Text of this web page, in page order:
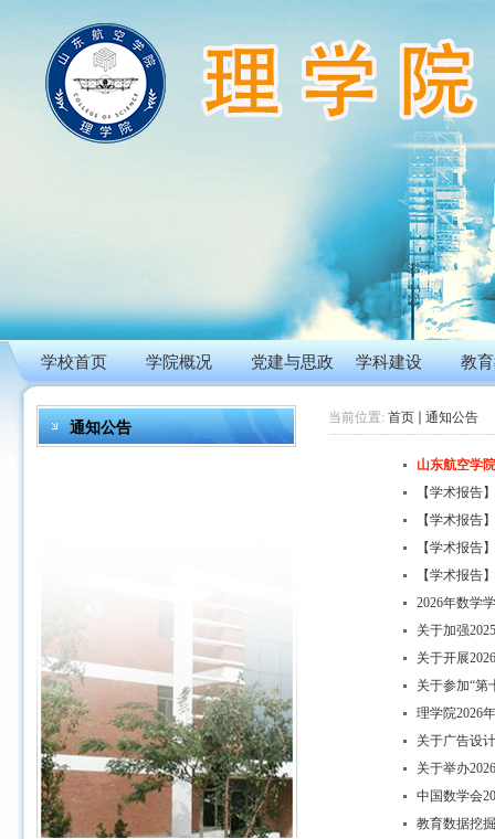
学校首页 学院概况 党建与思政 学科建设 教
通知公告
当前位置: 首页 通知公告
山东航空学
【学术报告
【学术报告
【学术报告
【学术报告
2026年数学
关于加强
关于开展
关于参加“第
理学院2026
关于广告设
关于举办
中国数学会
教育数据挖